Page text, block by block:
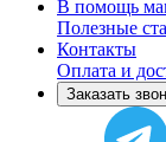
В помощь
Полезные
Контакты
Оплата и
Заказать